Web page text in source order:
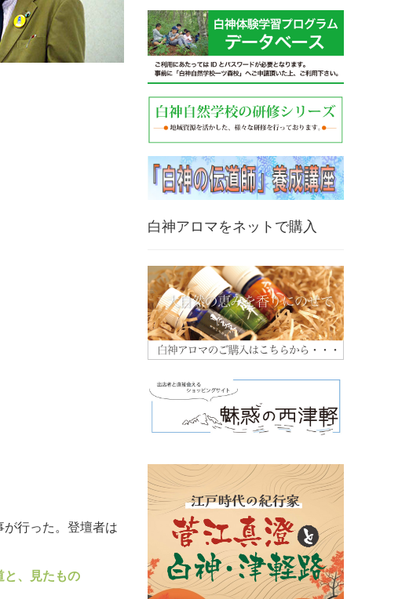
行った。登壇者は
と、見たもの
白神アロマをネットで購入